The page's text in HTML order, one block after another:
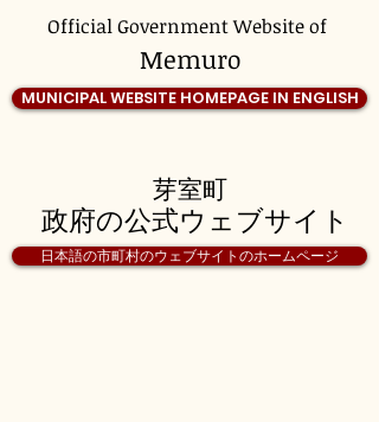
Official Government Website of
Memuro
MUNICIPAL WEBSITE HOMEPAGE IN ENGLISH
芽室町
日本語の市町村のウェブサイトのホームページ
政府の公式ウェブサイト